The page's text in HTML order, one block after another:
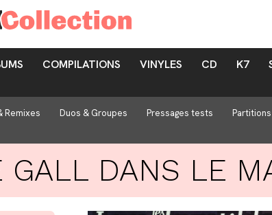
COMPILATIONS VINYLES CD K7
Remixes Duos & Groupes Pressages tests Partitions
GALL DANS LE